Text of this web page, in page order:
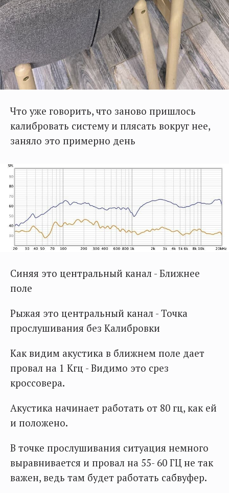
Что уже говорить, что заново пришлось
калибровать систему и плясать вокруг нее,
заняло это примерно день
Синяя это центральный канал - Ближнее
поле
Рыжая это центральный канал - Точка
прослушивания без Калибровки
Как видим акустика в ближнем поле дает
провал на 1 Кгц - Видимо это срез
кроссовера.
Акустика начинает работать от 80 гц, как ей
и положено.
В точке прослушивания ситуация немного
выравнивается и провал на 55- 60 ГЦ не так
важен, ведь там будет работать сабвуфер.